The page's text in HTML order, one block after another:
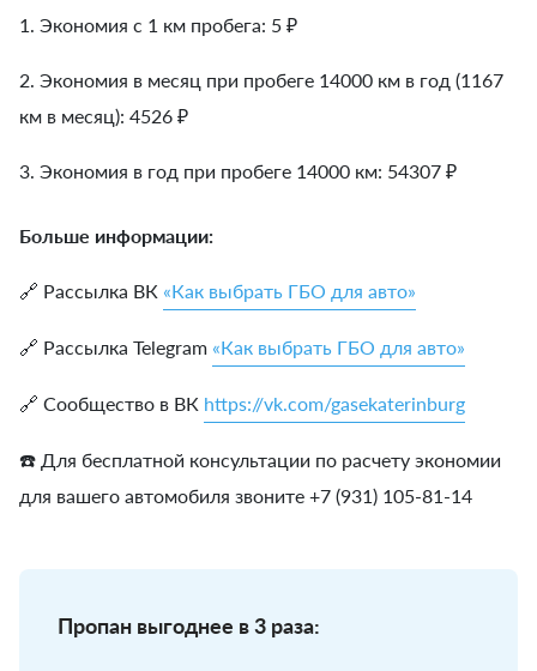
1. Экономия с 1 км пробега: 5 ₽
2. Экономия в месяц при пробеге 14000 км в год (1167
км в месяц): 4526 ₽
3. Экономия в год при пробеге 14000 км: 54307 ₽
Больше информации:
🔗 Рассылка ВК «Как выбрать ГБО для авто»
🔗 Рассылка Telegram «Как выбрать ГБО для авто»
🔗 Сообщество в ВК https://vk.com/gasekaterinburg
☎️ Для бесплатной консультации по расчету экономии
для вашего автомобиля звоните +7 (931) 105-81-14
Пропан выгоднее в 3 раза: